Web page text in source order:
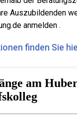
Auszubildenden
anmelden .
finden Sie
am